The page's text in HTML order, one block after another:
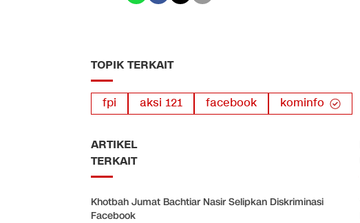
TOPIK TERKAIT
fpi aksi 121 facebook kominfo
ARTIKEL
TERKAIT
Khotbah Jumat Bachtiar Nasir Selipkan Diskriminasi
Facebook